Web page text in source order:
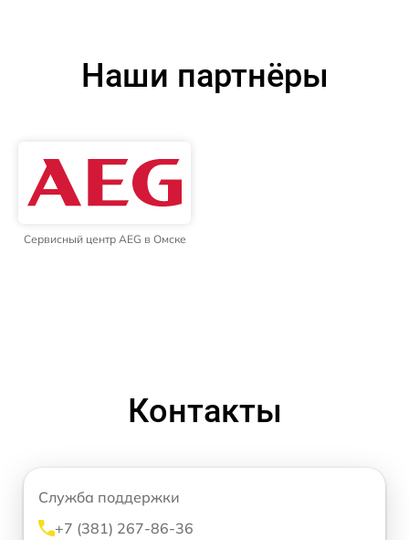
Наши партнёры
Сервисный центр AEG в Омске
Контакты
Служба поддержки
+7 (381) 267-86-36